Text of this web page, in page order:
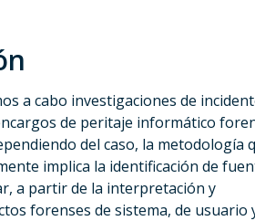
a cabo investigaciones de
de peritaje informático
del caso, la metodología
implica la identificación de
a partir de la interpretación y
forenses de sistema, de usuario